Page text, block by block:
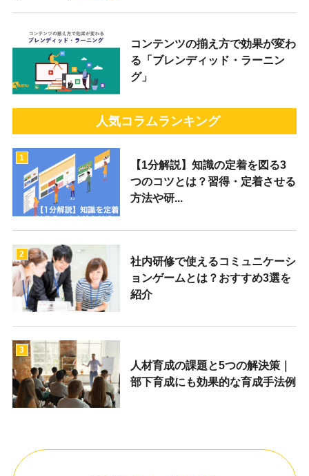
コンテンツの揃え方で効果が変わ
る「ブレンディッド・ラーニン
グ」
人気コラムランキング
1
【1分解説】知識の定着を図る3
つのコツとは？習得・定着させる
方法や研...
2
社内研修で使えるコミュニケーシ
ョンゲームとは？おすすめ3選を
紹介
3
人材育成の課題と5つの解決策｜
部下育成にも効果的な育成手法例